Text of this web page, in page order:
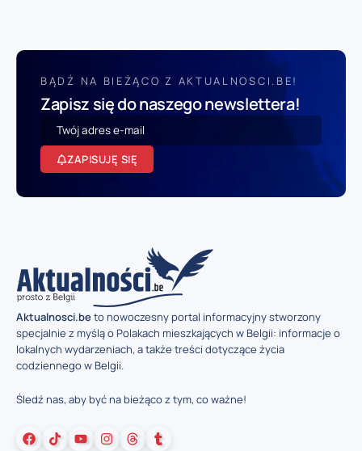
BĄDŹ NA BIEŻĄCO Z AKTUALNOSCI.BE!
Zapisz się do naszego newslettera!
ZAPISUJĘ SIĘ
Aktualnosci.beto nowoczesny portal informacyjny stworzony
specjalnie z myślą o Polakach mieszkających w Belgii: informacje o
lokalnych wydarzeniach, a także treści dotyczące życia
codziennego w Belgii.
Śledź nas, aby być na bieżąco z tym, co ważne!